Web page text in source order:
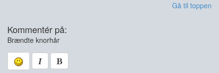
Gå til toppen
Kommentér på:
Brændte knorhår